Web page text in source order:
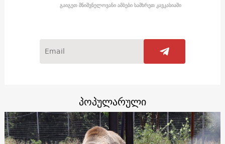
გაიგეთ მნიშვნელოვანი ამბები სამხრეთ კავკასიაში
პოპულარული